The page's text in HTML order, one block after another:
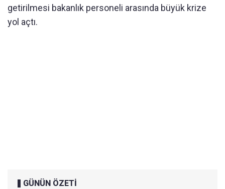
getirilmesi bakanlık personeli arasında büyük krize
yol açtı.
GÜNÜN ÖZETİ